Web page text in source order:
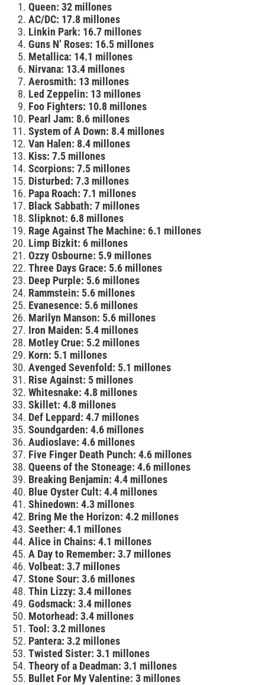
Queen: 32 millones
AC/DC: 17.8 millones
Linkin Park: 16.7 millones
Guns N’ Roses: 16.5 millones
Metallica: 14.1 millones
Nirvana: 13.4 millones
Aerosmith: 13 millones
Led Zeppelin: 13 millones
Foo Fighters: 10.8 millones
Pearl Jam: 8.6 millones
System of A Down: 8.4 millones
Van Halen: 8.4 millones
Kiss: 7.5 millones
Scorpions: 7.5 millones
Disturbed: 7.3 millones
Papa Roach: 7.1 millones
Black Sabbath: 7 millones
Slipknot: 6.8 millones
Rage Against The Machine: 6.1 millones
Limp Bizkit: 6 millones
Ozzy Osbourne: 5.9 millones
Three Days Grace: 5.6 millones
Deep Purple: 5.6 millones
Rammstein: 5.6 millones
Evanesence: 5.6 millones
Marilyn Manson: 5.6 millones
Iron Maiden: 5.4 millones
Motley Crue: 5.2 millones
Korn: 5.1 millones
Avenged Sevenfold: 5.1 millones
Rise Against: 5 millones
Whitesnake: 4.8 millones
Skillet: 4.8 millones
Def Leppard: 4.7 millones
Soundgarden: 4.6 millones
Audioslave: 4.6 millones
Five Finger Death Punch: 4.6 millones
Queens of the Stoneage: 4.6 millones
Breaking Benjamin: 4.4 millones
Blue Oyster Cult: 4.4 millones
Shinedown: 4.3 millones
Bring Me the Horizon: 4.2 millones
Seether: 4.1 millones
Alice in Chains: 4.1 millones
A Day to Remember: 3.7 millones
Volbeat: 3.7 millones
Stone Sour: 3.6 millones
Thin Lizzy: 3.4 millones
Godsmack: 3.4 millones
Motorhead: 3.4 millones
Tool: 3.2 millones
Pantera: 3.2 millones
Twisted Sister: 3.1 millones
Theory of a Deadman: 3.1 millones
Bullet For My Valentine: 3 millones